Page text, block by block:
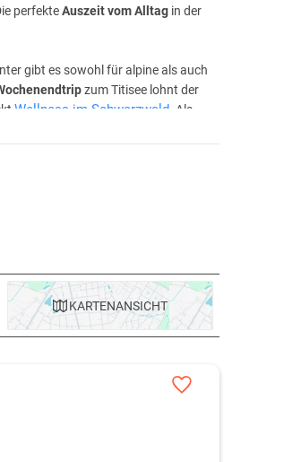
perfekteAuszeit vom Alltag in der
gibt es sowohl für alpine als auch
zum Titisee lohnt der
Wellness im Schwarzwald . Als
mit regionaler Küche statt.
aufgewertet. Zahlreiche
Historisch wertvolle Orte, bekannte
KARTENANSICHT